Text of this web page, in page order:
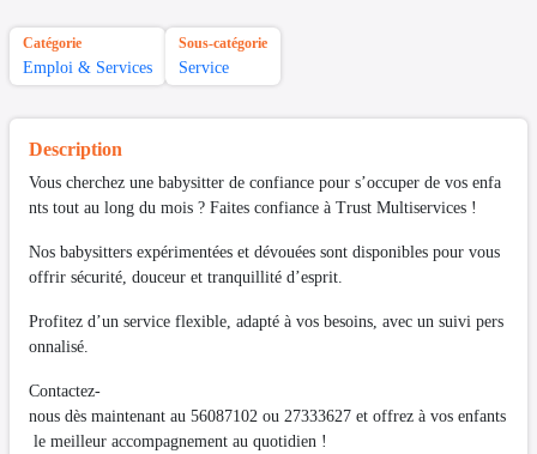
Catégorie
Emploi & Services
Sous-catégorie
Service
Description
Vous cherchez une babysitter de confiance pour s’occuper de vos enfa
nts tout au long du mois ? Faites confiance à Trust Multiservices !
Nos babysitters expérimentées et dévouées sont disponibles pour vous
offrir sécurité, douceur et tranquillité d’esprit.
Profitez d’un service flexible, adapté à vos besoins, avec un suivi pers
onnalisé.
Contactez-
nous dès maintenant au 56087102 ou 27333627 et offrez à vos enfants
le meilleur accompagnement au quotidien !